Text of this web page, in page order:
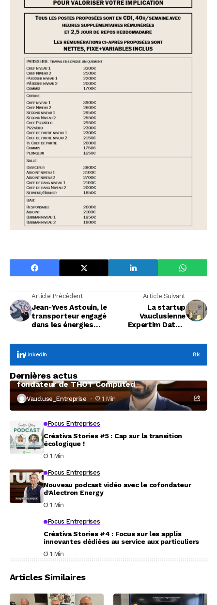
Article Précédent
Jean-Yves Astouin, le
transporteur engagé
dans les énergies
Article Suivant
La startup
Vauclusienne
Expertim Data à
collectivités
LinkedIn 8k
Dernières actus
À la rencontre de Christophe Coeffier, dirigeant
fondateur de THOT Computed
Vaucluse_Entreprise 1 Min
Focus Entreprises
Créativa Stories #5 : Cap sur la transition
écologique !
1 Min
Focus Entreprises
Nouveau podcast vidéo avec le cofondateur
d’Alectron Energy
1 Min
Focus Entreprises
Créativa Stories #4 : Focus sur les applis
innovantes dédiées au service aux particuliers
1 Min
Articles Similaires